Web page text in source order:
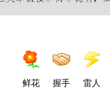
鲜花 握手 雷人